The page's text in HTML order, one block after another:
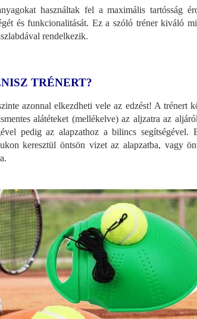
használtak fel a maximális tartósság
és funkcionalitását. Ez a szóló tréner kiváló
rendelkezik.
TRÉNERT?
azonnal elkezdheti vele az edzést! A trénert
alátéteket (mellékelve) az aljzatra az
pedig az alapzathoz a bilincs segítségével.
keresztül öntsön vizet az alapzatba, vagy